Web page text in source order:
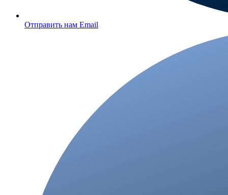
Отправить нам Email